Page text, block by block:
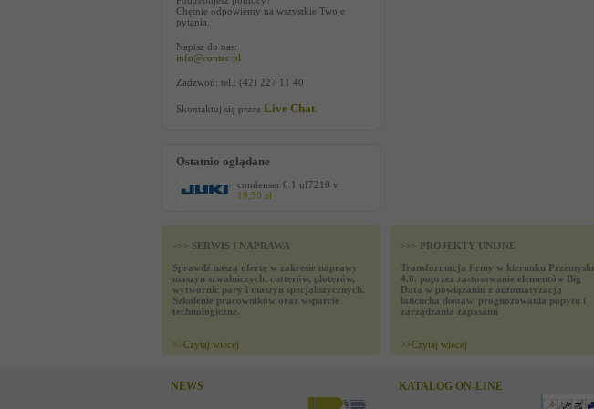
Chętnie odpowiemy na wszystkie Twoje
pytania.
Napisz do nas:
info@contec.pl
Zadzwoń: tel.: (42) 227 11 40
Skontaktuj się przez Live Chat
Ostatnio oglądane
condenser 0.1 uf7210 v
19,50 zł
>>> SERWIS I NAPRAWA
Sprawdź naszą ofertę w zakresie naprawy
maszyn szwalniczych, cutterów, ploterów,
wytwornic pary i maszyn specjalistycznych.
Szkolenie pracowników oraz wsparcie
technologiczne.
>>Czytaj wiecej
>>> PROJEKTY UNIJNE
Transformacja firmy w kierunku Przemysłu
4.0. poprzez zastosowanie elementów Big
Data w powiązaniu z automatyzacją
łańcucha dostaw, prognozowania popytu i
zarządzania zapasami
>>Czytaj wiecej
NEWS KATALOG ON-LINE